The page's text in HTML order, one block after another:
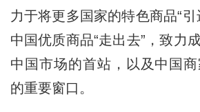
力于将更多国家的特色商品“引
中国优质商品“走出去”，致力
中国市场的首站，以及中国
的重要窗口。